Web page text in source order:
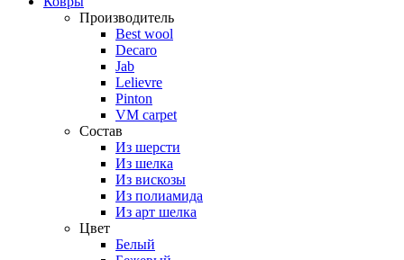
Производитель
Best wool
Decaro
Jab
Lelievre
Pinton
VM carpet
Состав
Из шерсти
Из шелка
Из вискозы
Из полиамида
Из арт шелка
Цвет
Белый